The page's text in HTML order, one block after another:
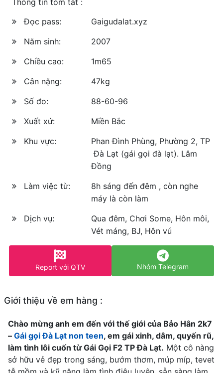
Đọc pass:
Gaigudalat.xyz
Năm sinh:
2007
Chiều cao:
1m65
Cân nặng:
47kg
Số đo:
88-60-96
Xuất xứ:
Miền Bắc
Khu vực:
Phan Đình Phùng, Phường 2, TP
Đà Lạt (gái gọi đà lạt). Lâm
Đồng
Làm việc từ:
8h sáng đến đêm , còn nghe
máy là còn làm
Dịch vụ:
Qua đêm, Chơi Some, Hôn môi,
Vét máng, BJ, Hôn vú
Report với QTV Nhóm Telegram
Giới thiệu về em hàng :
Chào mừng anh em đến với thế giới của Bảo Hân 2k7
– Gái gọi Đà Lạt non teen, em gái xinh, dâm, quyến rũ,
làm tình lôi cuốn từ Gái Gọi F2 TP Đà Lạt. Một cô nàng
sở hữu vẻ đẹp trong sáng, bướm thơm, múp míp, tevet